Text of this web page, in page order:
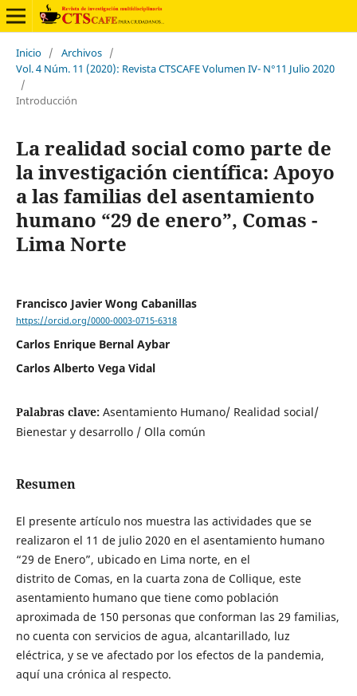
Inicio / Archivos /
Vol. 4 Núm. 11 (2020): Revista CTSCAFE Volumen IV- N°11 Julio 2020
/
Introducción
La realidad social como parte de
la investigación científica: Apoyo
a las familias del asentamiento
humano “29 de enero”, Comas -
Lima Norte
Francisco Javier Wong Cabanillas
https://orcid.org/0000-0003-0715-6318
Carlos Enrique Bernal Aybar
Carlos Alberto Vega Vidal
Palabras clave: Asentamiento Humano/ Realidad social/
Bienestar y desarrollo / Olla común
Resumen
El presente artículo nos muestra las actividades que se
realizaron el 11 de julio 2020 en el asentamiento humano
“29 de Enero”, ubicado en Lima norte, en el
distrito de Comas, en la cuarta zona de Collique, este
asentamiento humano que tiene como población
aproximada de 150 personas que conforman las 29 familias,
no cuenta con servicios de agua, alcantarillado, luz
eléctrica, y se ve afectado por los efectos de la pandemia,
aquí una crónica al respecto.